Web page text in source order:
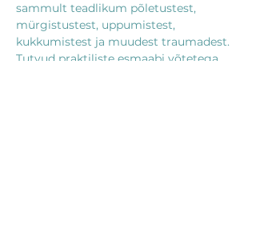
sammult teadlikum põletustest,
mürgistustest, uppumistest,
kukkumistest ja muudest traumadest.
Tutvud praktiliste esmaabi võtetega,